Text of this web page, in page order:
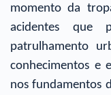
momento da
acidentes que
patrulhamento
conhecimentos e
nos fundamentos